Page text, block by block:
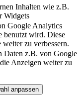
Inhalten wie z.B.
Widgets
Google Analytics
benutzt wird. Diese
zu verbessern.
Daten z.B. von Google
Anzeigen weiter zu
anpassen